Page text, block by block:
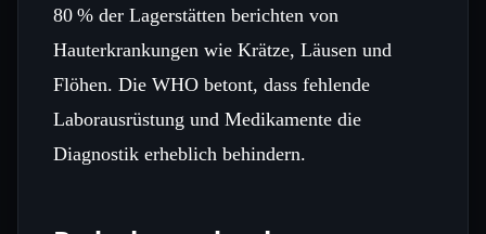
80 % der Lagerstätten berichten von
Hauterkrankungen wie Krätze, Läusen und
Flöhen. Die WHO betont, dass fehlende
Laborausrüstung und Medikamente die
Diagnostik erheblich behindern.